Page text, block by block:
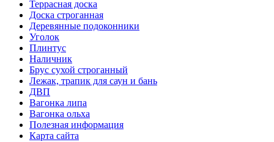
Террасная доска
Доска строганная
Деревянные подоконники
Уголок
Плинтус
Наличник
Брус сухой строганный
Лежак, трапик для саун и бань
ДВП
Вагонка липа
Вагонка ольха
Полезная информация
Карта сайта